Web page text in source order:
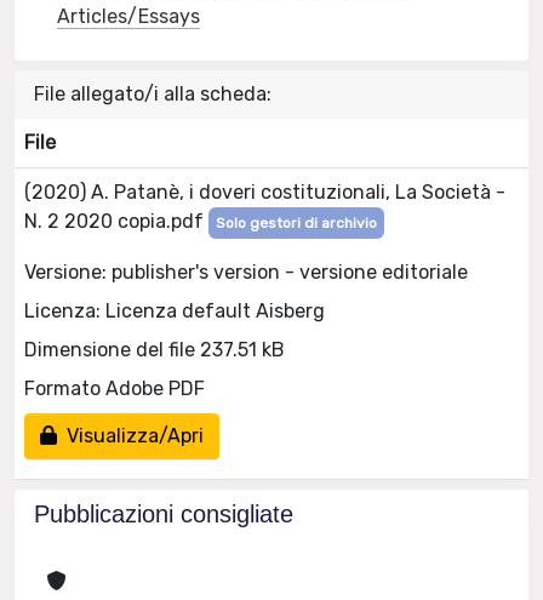
Articles/Essays
File allegato/i alla scheda:
File
(2020) A. Patanè, i doveri costituzionali, La Società -
N. 2 2020 copia.pdf
Solo gestori di archivio
Versione: publisher's version - versione editoriale
Licenza: Licenza default Aisberg
Dimensione del file 237.51 kB
Formato Adobe PDF
Visualizza/Apri
Pubblicazioni consigliate